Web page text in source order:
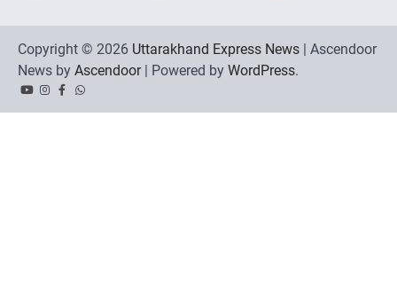
Copyright © 2026 Uttarakhand Express News | Ascendoor
News by Ascendoor| Powered by WordPress.
YouTubeInstagram
Facebook
Whatsapp